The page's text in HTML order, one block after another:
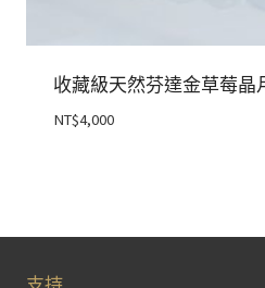
收藏級天然芬達金草莓晶
NT$4,000